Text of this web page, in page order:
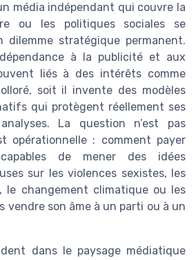
média indépendant qui couvre la
ou les politiques sociales se
stratégique permanent.
à la publicité et aux
liés à des intérêts comme
soit il invente des modèles
qui protègent réellement ses
La question n’est pas
opérationnelle : comment payer
de mener des idées
sur les violences sexistes, les
le changement climatique ou les
vendre son âme à un parti ou à un
dans le paysage médiatique